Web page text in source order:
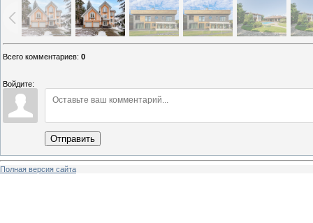
Всего комментариев: 0
Войдите:
Отправить
Полная версия сайта